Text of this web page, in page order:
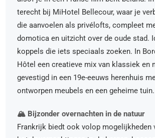
terecht bij MiHotel Bellecour, waar je
die aanvoelen als privélofts, compleet
domotica en uitzicht over de oude stad.
koppels die iets speciaals zoeken. In
Hôtel een creatieve mix van klassiek en
gevestigd in een 19e-eeuws herenhuis
ontworpen meubels en een geheime tuin.
🏔️ Bijzonder overnachten in de natuur
Frankrijk biedt ook volop mogelijkheden